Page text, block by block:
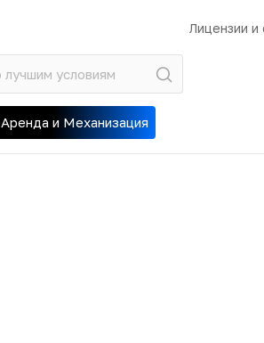
Лицензии
Аренда и Механизация